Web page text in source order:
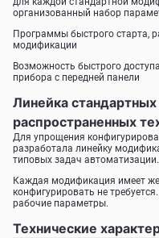
организованный набор
Программы быстрого старта,
модификации
Возможность быстрого
прибора с передней панели
Линейка
распространенных
Для упрощения
разработала линейку
типовых задач автоматизации.
Каждая модификация имеет
конфигурировать не
рабочие параметры.
Технические